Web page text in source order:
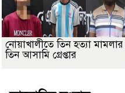
নোয়াখালীতে তিন হত্যা মামলার
তিন আসামি গ্রেপ্তার